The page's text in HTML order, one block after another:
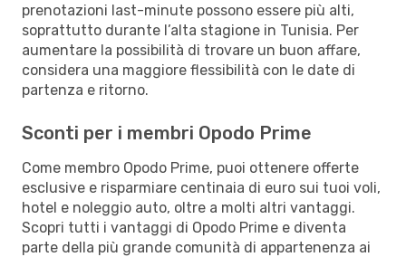
prenotazioni last-minute possono essere più alti,
soprattutto durante l’alta stagione in Tunisia. Per
aumentare la possibilità di trovare un buon affare,
considera una maggiore flessibilità con le date di
partenza e ritorno.
Sconti per i membri Opodo Prime
Come membro Opodo Prime, puoi ottenere offerte
esclusive e risparmiare centinaia di euro sui tuoi voli,
hotel e noleggio auto, oltre a molti altri vantaggi.
Scopri tutti i vantaggi di Opodo Prime e diventa
parte della più grande comunità di appartenenza ai